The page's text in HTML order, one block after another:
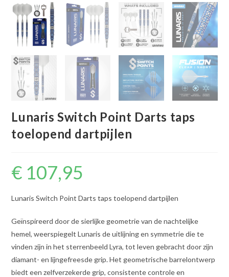
Lunaris Switch Point Darts taps
toelopend dartpijlen
€ 107,95
Lunaris Switch Point Darts taps toelopend dartpijlen
Geïnspireerd door de sierlijke geometrie van de nachtelijke
hemel, weerspiegelt Lunaris de uitlijning en symmetrie die te
vinden zijn in het sterrenbeeld Lyra, tot leven gebracht door zijn
diamant- en lijngefreesde grip. Het geometrische barrelontwerp
biedt een zelfverzekerde grip, consistente controle en